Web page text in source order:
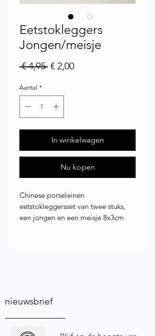
Eetstokleggers
Jongen/meisje
€ 4,95 Normale prijs
€ 2,00Verkoopprijs
Aantal *
In winkelwagen
Nu kopen
Chinese porseleinen
eetstokleggersset van twee stuks,
een jongen en een meisje 8x3cm
nieuwsbrief